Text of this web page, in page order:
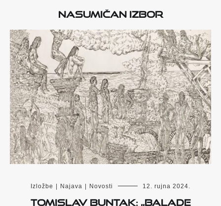
Nasumičan izbor
Izložbe Najava Novosti 12. rujna 2024.
Tomislav Buntak: „Balade